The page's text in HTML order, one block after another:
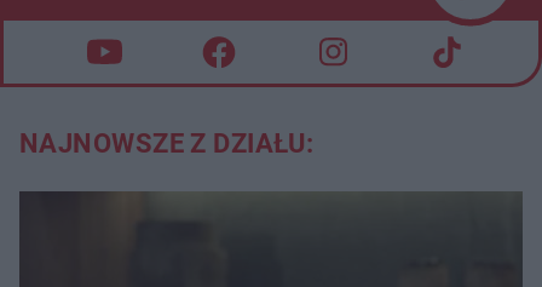
NAJNOWSZE Z DZIAŁU: